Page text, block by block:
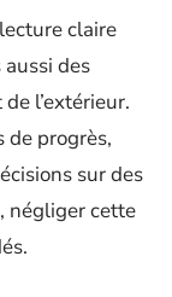
claire
des
l’extérieur.
de progrès,
sur des
négliger cette